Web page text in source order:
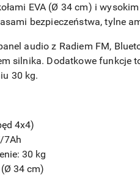
EVA (Ø 34 cm) i
bezpieczeństwa, tylne
audio z Radiem FM,
silnika. Dodatkowe funkcje
30 kg.
4x4)
7Ah
30 kg
(Ø 34 cm)